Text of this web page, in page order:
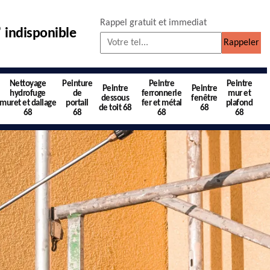
indisponible
Rappel gratuit et immediat
Nettoyage
hydrofuge
muret et dallage
68
Peinture
de
portail
68
Peintre
dessous
de toit 68
Peintre
ferronnerie
fer et métal
68
Peintre
fenêtre
68
Peintre
mur et
plafond
68